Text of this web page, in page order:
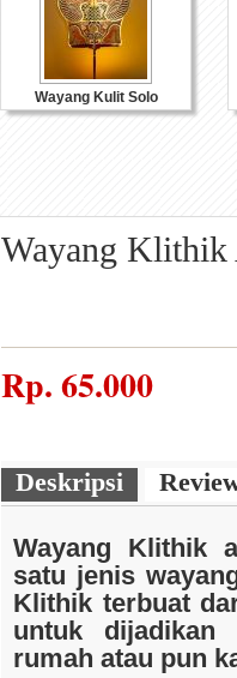
Wayang Kulit Solo
Wayang Klithik
Rp.65.000
Deskripsi
Wayang Klithik
satu jenis
Klithik terbuat
untuk dijadikan
rumah atau pun